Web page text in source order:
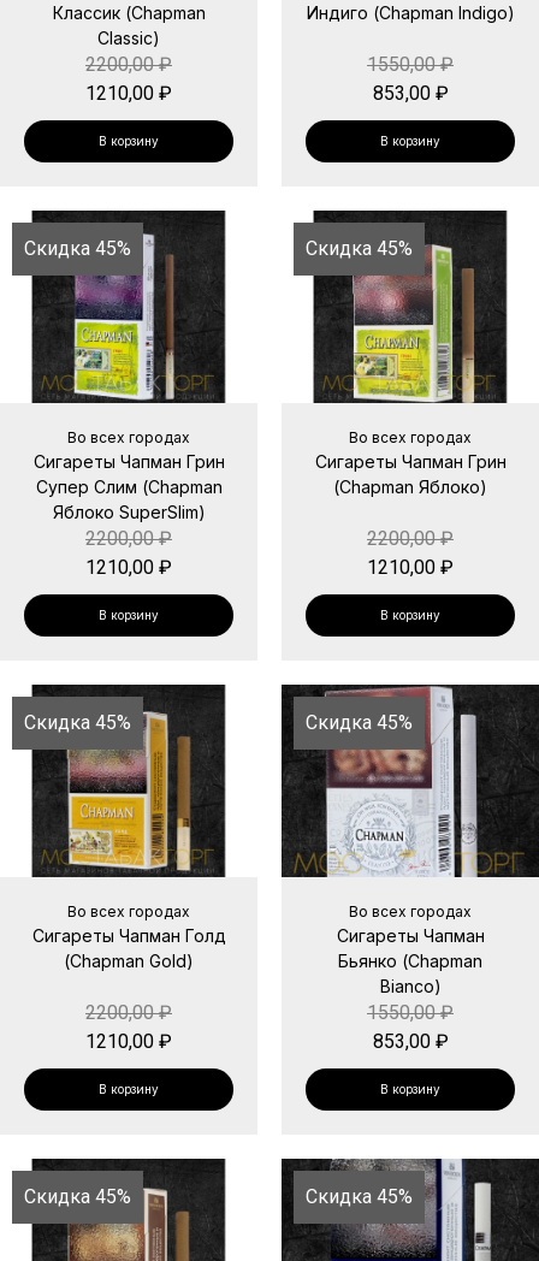
Классик (Chapman
Classic)
2200,00₽
1210,00 ₽
В корзину
Индиго (Chapman Indigo)
1550,00₽
853,00 ₽
В корзину
Скидка 45%
Во всех городах
Сигареты Чапман Грин
Супер Слим (Chapman
Яблоко SuperSlim)
2200,00₽
1210,00 ₽
В корзину
Скидка 45%
Во всех городах
Сигареты Чапман Грин
(Chapman Яблоко)
2200,00₽
1210,00 ₽
В корзину
Скидка 45%
Во всех городах
Сигареты Чапман Голд
(Chapman Gold)
2200,00₽
1210,00 ₽
В корзину
Скидка 45%
Во всех городах
Сигареты Чапман
Бьянко (Chapman
Bianco)
1550,00₽
853,00 ₽
В корзину
Скидка 45% Скидка 45%